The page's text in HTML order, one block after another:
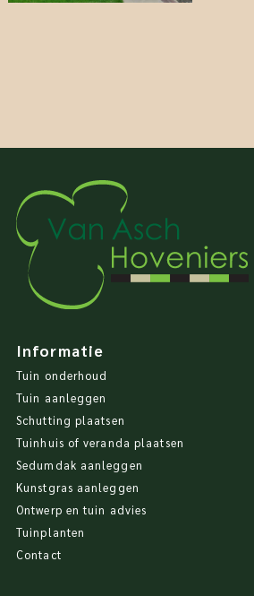
Informatie
Tuin onderhoud
Tuin aanleggen
Schutting plaatsen
Tuinhuis of veranda plaatsen
Sedumdak aanleggen
Kunstgras aanleggen
Ontwerp en tuin advies
Tuinplanten
Contact